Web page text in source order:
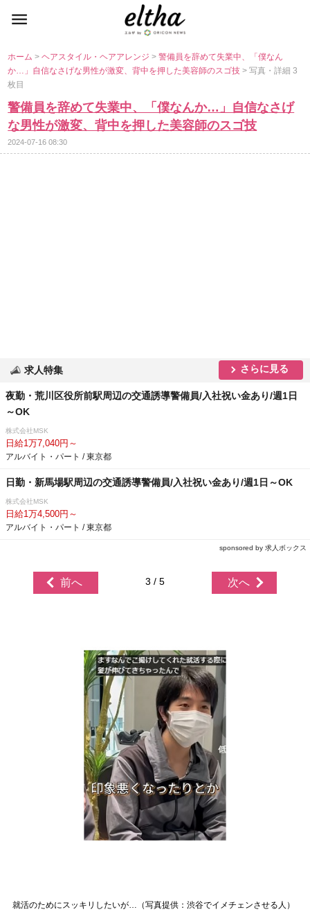
ホーム>ヘアスタイル・ヘアアレンジ>警備員を辞めて失業中、「僕なん
か…」自信なさげな男性が激変、背中を押した美容師のスゴ技> 写真・詳細 3
枚目
警備員を辞めて失業中、「僕なんか…」自信なさげ
な男性が激変、背中を押した美容師のスゴ技
2024-07-16 08:30
求人特集 さらに見る
夜勤・荒川区役所前駅周辺の交通誘導警備員/入社祝い金あり/週1日
～OK
株式会社MSK
日給1万7,040円～
アルバイト・パート / 東京都
日勤・新馬場駅周辺の交通誘導警備員/入社祝い金あり/週1日～OK
株式会社MSK
日給1万4,500円～
アルバイト・パート / 東京都
sponsored by 求人ボックス
前へ 3 / 5 次へ
就活のためにスッキリしたいが…（写真提供：渋谷でイメチェンさせる人）